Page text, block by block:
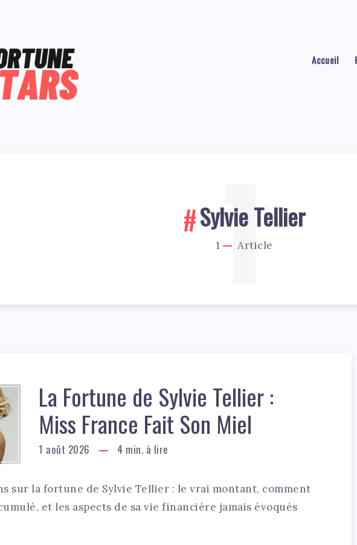
Accueil
Sylvie Tellier
1 Article
1
La Fortune de Sylvie Tellier :
Miss France Fait Son Miel
1 août 2026 4 min. à lire
sur la fortune de Sylvie Tellier : le vrai montant, comment
et les aspects de sa vie financière jamais évoqués